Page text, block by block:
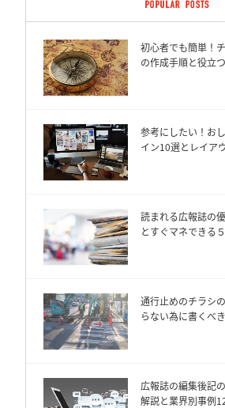
初心者でも簡単！
の作成手順と役立
参考にしたい！お
イン10選とレイア
読まれる広報誌の
とすぐマネできる
通行止めのチラシ
らない為に書くべ
広報誌の編集後記
解説と業界別事例